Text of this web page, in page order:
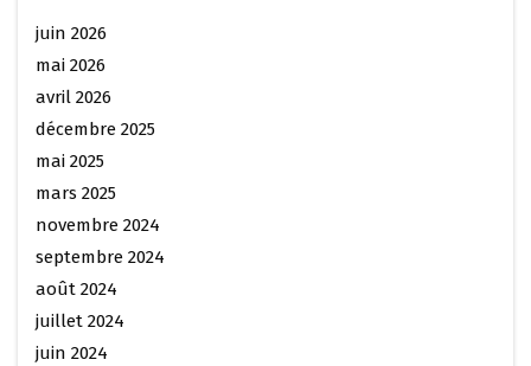
juin 2026
mai 2026
avril 2026
décembre 2025
mai 2025
mars 2025
novembre 2024
septembre 2024
août 2024
juillet 2024
juin 2024